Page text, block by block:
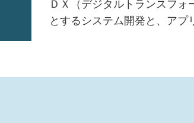
ＤＸ（デジタルトランスフ
とするシステム開発と、ア